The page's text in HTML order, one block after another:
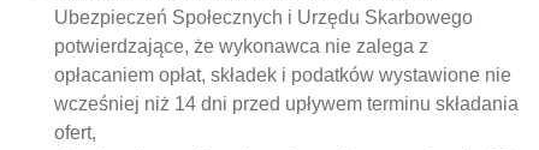
Ubezpieczeń Społecznych i Urzędu Skarbowego
potwierdzające, że wykonawca nie zalega z
opłacaniem opłat, składek i podatków wystawione nie
wcześniej niż 14 dni przed upływem terminu składania
ofert,